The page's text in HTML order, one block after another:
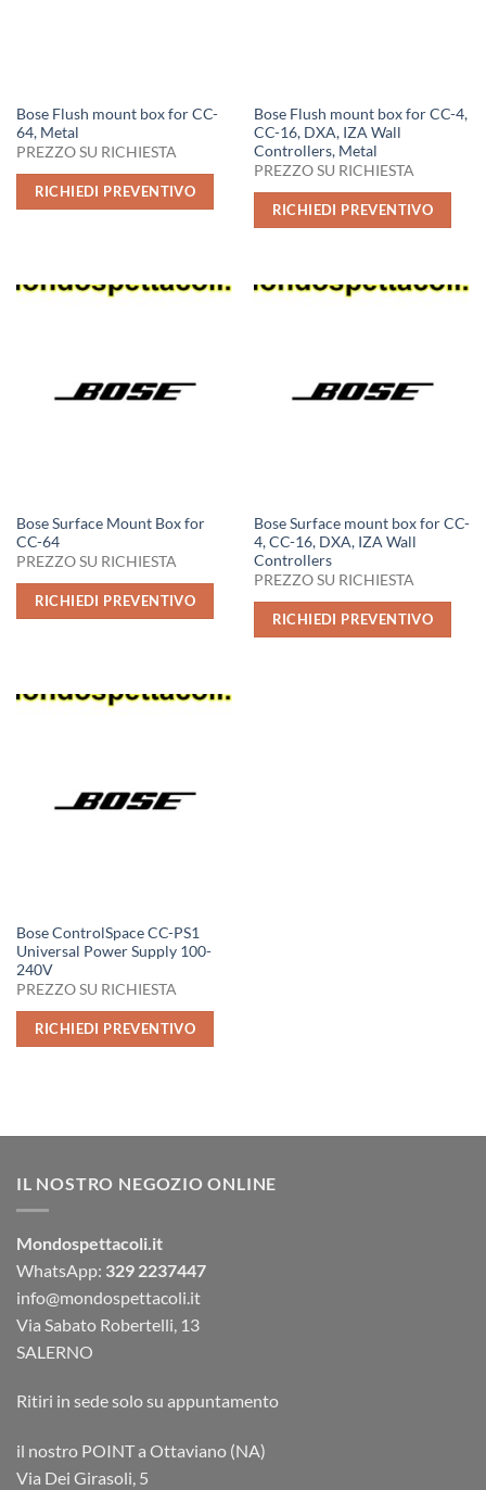
Bose Flush mount box for CC-
64, Metal
PREZZO SU RICHIESTA
RICHIEDI PREVENTIVO
Bose Flush mount box for CC-4,
CC-16, DXA, IZA Wall
Controllers, Metal
PREZZO SU RICHIESTA
RICHIEDI PREVENTIVO
Bose Surface Mount Box for
CC-64
PREZZO SU RICHIESTA
RICHIEDI PREVENTIVO
Bose Surface mount box for CC-
4, CC-16, DXA, IZA Wall
Controllers
PREZZO SU RICHIESTA
RICHIEDI PREVENTIVO
Bose ControlSpace CC-PS1
Universal Power Supply 100-
240V
PREZZO SU RICHIESTA
RICHIEDI PREVENTIVO
IL NOSTRO NEGOZIO ONLINE
Mondospettacoli.it
WhatsApp: 329 2237447
info@mondospettacoli.it
Via Sabato Robertelli, 13
SALERNO
Ritiri in sede solo su appuntamento
il nostro POINT a Ottaviano (NA)
Via Dei Girasoli, 5